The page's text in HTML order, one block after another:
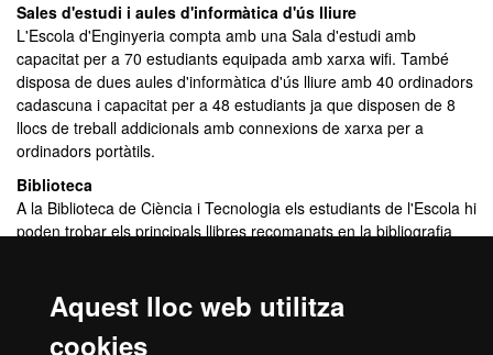
Aquest lloc web utilitza
cookies
Sales d'estudi i aules d'informàtica d'ús lliure
L'Escola d'Enginyeria compta amb una Sala d'estudi amb
capacitat per a 70 estudiants equipada amb xarxa wifi. També
disposa de dues aules d'informàtica d'ús lliure amb 40 ordinadors
cadascuna i capacitat per a 48 estudiants ja que disposen de 8
llocs de treball addicionals amb connexions de xarxa per a
ordinadors portàtils.
Biblioteca
A la Biblioteca de Ciència i Tecnologia els estudiants de l'Escola hi
poden trobar els principals llibres recomanats en la bibliografia
Facilitats wifi i recàrrega per a portàtils
A tota l'Escola es disposa de xarxa wifi a més de punts de